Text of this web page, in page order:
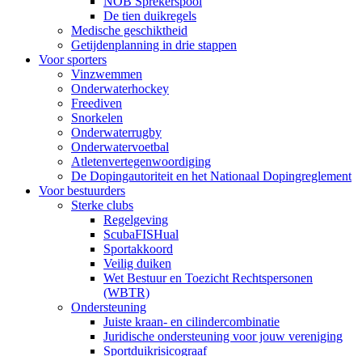
De tien duikregels
Medische geschiktheid
Getijdenplanning in drie stappen
Voor sporters
Vinzwemmen
Onderwaterhockey
Freediven
Snorkelen
Onderwaterrugby
Onderwatervoetbal
Atletenvertegenwoordiging
De Dopingautoriteit en het Nationaal Dopingreglement
Voor bestuurders
Sterke clubs
Regelgeving
ScubaFISHual
Sportakkoord
Veilig duiken
Wet Bestuur en Toezicht Rechtspersonen
(WBTR)
Ondersteuning
Juiste kraan- en cilindercombinatie
Juridische ondersteuning voor jouw vereniging
Sportduikrisicograaf